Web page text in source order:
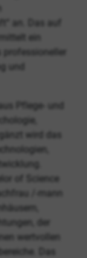
an. Das auf
ein
und
Pflege- und
wird das
of Science
/-mann
der
wertvollen
Das